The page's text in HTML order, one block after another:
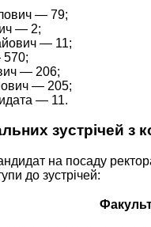
— 79;
— 2;
— 11;
570;
— 206;
— 205;
— 11.
зустрічей
на посаду ректора
до зустрічей: